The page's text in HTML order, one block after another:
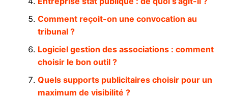
Comment reçoit-on une convocation au
tribunal ?
Logiciel gestion des associations : comment
choisir le bon outil ?
Quels supports publicitaires choisir pour un
maximum de visibilité ?